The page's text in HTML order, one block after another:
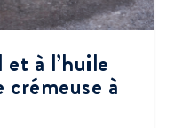
à l’huile
crémeuse à